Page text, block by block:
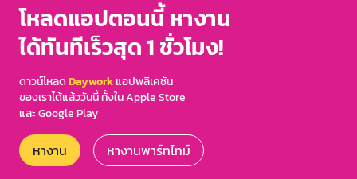
โหลดแอปตอนนี้ หางาน
ได้ทันทีเร็วสุด 1 ชั่วโมง!
ดาวน์โหลดDayworkแอปพลิเคชัน
ของเราได้แล้ววันนี้ ทั้งใน Apple Store
และ Google Play
หางาน หางานพาร์ทไทม์